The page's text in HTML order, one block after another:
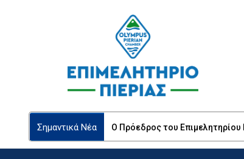
Σημαντικά Νέα Ο Πρόεδρος του